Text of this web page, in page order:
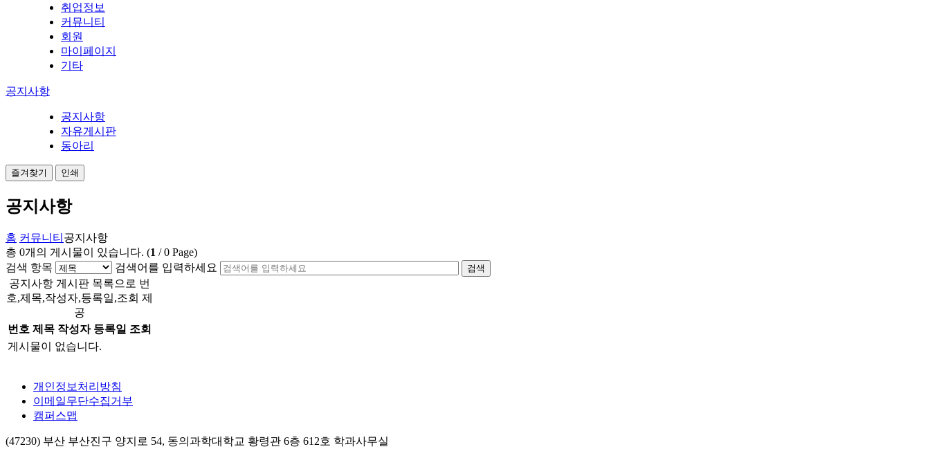
취업정보
커뮤니티
회원
마이페이지
기타
공지사항
공지사항
자유게시판
동아리
즐겨찾기 인쇄
공지사항
홈 커뮤니티 공지사항
총 0개의 게시물이 있습니다. (1 /0 Page)
검색 항목
검색어를 입력하세요 검색
공지사항 게시판 목록으로 번
호,제목,작성자,등록일,조회 제
공
번호 제목 작성자 등록일 조회
게시물이 없습니다.
개인정보처리방침
이메일무단수집거부
캠퍼스맵
(47230) 부산 부산진구 양지로 54, 동의과학대학교 황령관 6층 612호 학과사무실